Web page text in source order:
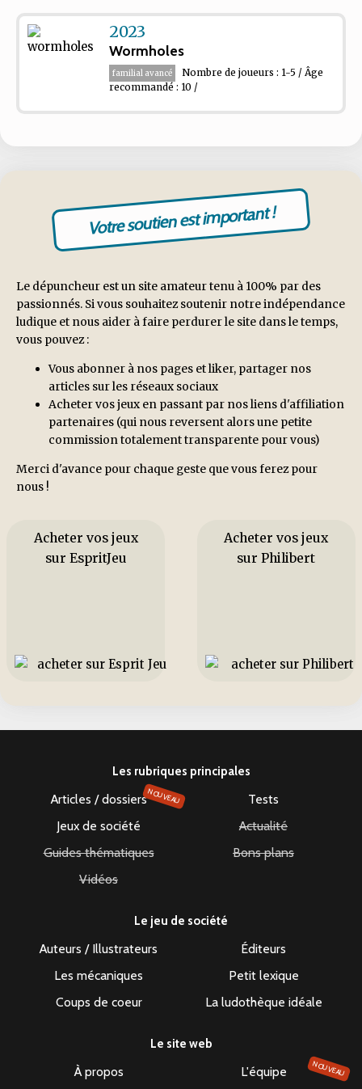
2023
Wormholes
familial avancé
Nombre de joueurs : 1-5 / Âge
recommandé : 10 /
Votre soutien est important !
Le dépuncheur est un site amateur tenu à 100% par des
passionnés. Si vous souhaitez soutenir notre indépendance
ludique et nous aider à faire perdurer le site dans le temps,
vous pouvez :
Vous abonner à nos pages et liker, partager nos
articles sur les réseaux sociaux
Acheter vos jeux en passant par nos liens d'affiliation
partenaires (qui nous reversent alors une petite
commission totalement transparente pour vous)
Merci d'avance pour chaque geste que vous ferez pour
nous !
Acheter vos jeux
sur EspritJeu
Acheter vos jeux
sur Philibert
Les rubriques principales
Articles / dossiersNOUVEAU
Tests
Jeux de société
Actualité
Guides thématiques
Bons plans
Vidéos
Le jeu de société
Auteurs / Illustrateurs
Éditeurs
Les mécaniques
Petit lexique
Coups de coeur
La ludothèque idéale
Le site web
À propos L'équipe NOUVEAU